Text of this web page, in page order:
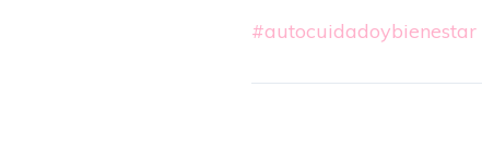
#autocuidadoybienestar